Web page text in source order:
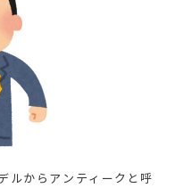
ルからアンティークと呼